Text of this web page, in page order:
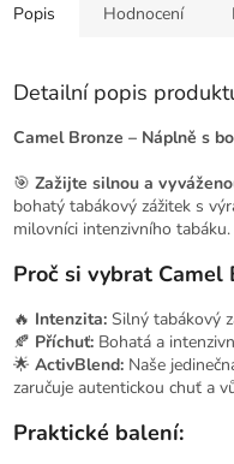
Popis Hodnocení
Detailní popis
Camel Bronze – Náplně s
🎯 Zažijte silnou a
bohatý tabákový zážitek s
milovníci intenzivního tabáku.
Proč si vybrat Camel
🔥 Intenzita: Silný tabákový
🍂 Příchuť: Bohatá a
🌟 ActivBlend: Naše
zaručuje autentickou chuť a
Praktické balení: